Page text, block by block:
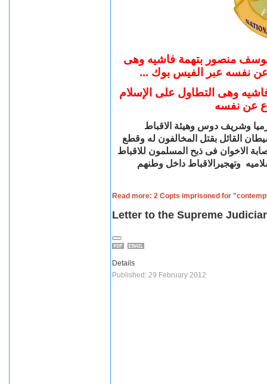
يوسف منصور بتهمة فاشيه وهى
عن نفسه عبر الفيس بوك ...
فاشيه وهى التطاول على الإسلام
وشريف دوس وهيئة الاقباط
القائل بقتل المخالفون له وقطع
الاخوان فى ذبح المسلمون للاقباط
وتهجيرالاقباط داخل وطنهم
Read more: 2 Copts imprisoned for
Letter to the Supreme
Details
Published: 29 February 2012